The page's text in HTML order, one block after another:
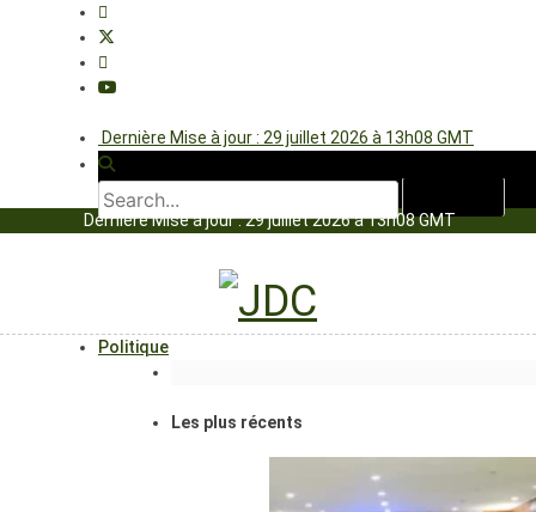
Dernière Mise à jour : 29 juillet 2026 à 13h08 GMT
Dernière Mise à jour : 29 juillet 2026 à 13h08 GMT
Politique
Les plus récents